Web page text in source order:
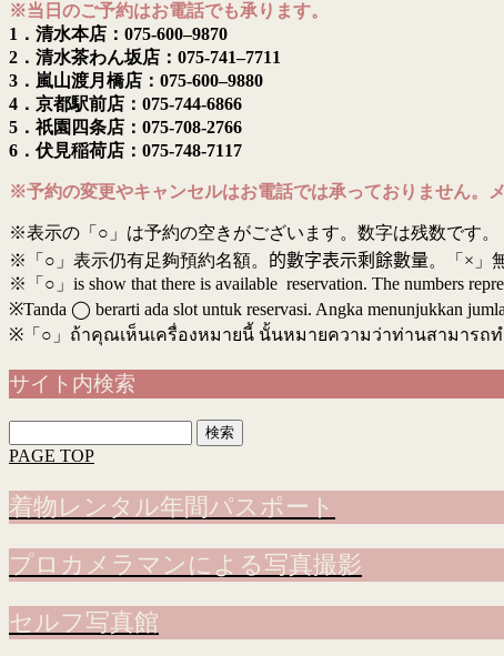
※当日のご予約はお電話でも承ります。
1．清水本店：075-600–9870
2．清水茶わん坂店：075-741–7711
3．嵐山渡月橋店：075-600–9880
4．京都駅前店：075-744-6866
5．祇園四条店：075-708-2766
6．伏見稲荷店：075-748-7117
※予約の変更やキャンセルはお電話では承っておりません。
※表示の「○」は予約の空きがございます。数字は残数です。
※「○」表示仍有足夠預約名額。 的數字表示剩餘數量。「×」
※「○」is show that there is available reservation. The numbers
※Tanda ◯ berarti ada slot untuk reservasi. Angka menunjukkan
※ 「○」ถ้าคุณเห็นเครื่องหมายนี้ นั้นหมายความว่าท่านสามาร
サイト内検索
索:
PAGE TOP
着物レンタル年間パスポート
プロカメラマンによる写真撮影
セルフ写真館